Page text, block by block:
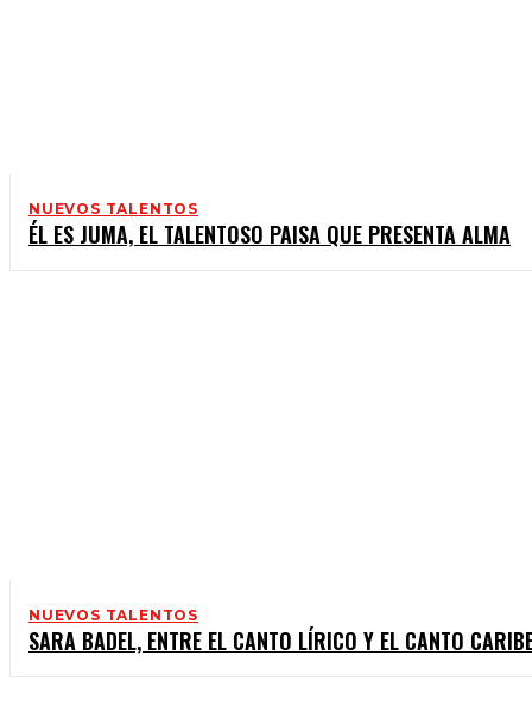
NUEVOS TALENTOS
ÉL ES JUMA, EL TALENTOSO PAISA QUE PRESENTA ALMA
NUEVOS TALENTOS
SARA BADEL, ENTRE EL CANTO LÍRICO Y EL CANTO